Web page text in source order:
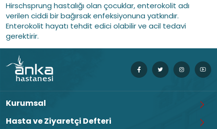
Hirschsprung hastalığı olan çocuklar, enterokolit adı
verilen ciddi bir bağırsak enfeksiyonuna yatkındır.
Enterokolit hayatı tehdit edici olabilir ve acil tedavi
gerektirir.
Kurumsal
Hasta ve Ziyaretçi Defteri